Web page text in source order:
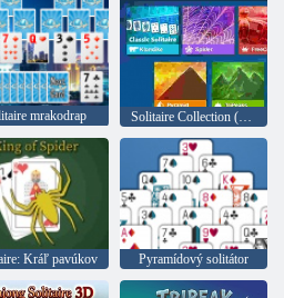
mrakodrap Solitaire Collection (Microsoft)
Kráľ pavúkov Pyramídový solitátor